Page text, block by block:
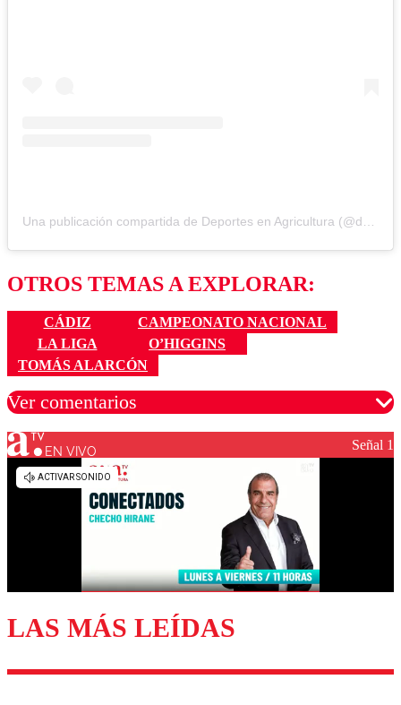
Una publicación compartida de Deportes en Agricultura (@deportesagricultura)
OTROS TEMAS A EXPLORAR:
CÁDIZ
CAMPEONATO NACIONAL
LA LIGA
O’HIGGINS
TOMÁS ALARCÓN
Ver comentarios
Los comentarios son moderados para garantizar un
diálogo respetuoso.
Enviar comentario
EN VIVO Señal 1
LAS MÁS LEÍDAS